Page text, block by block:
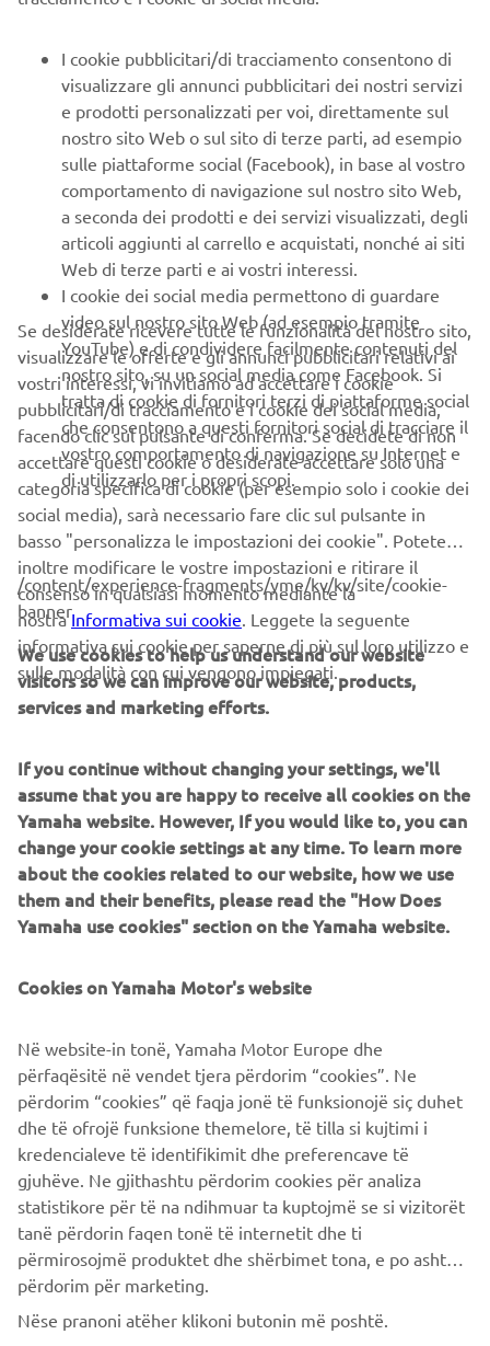
I cookie pubblicitari/di tracciamento consentono di
visualizzare gli annunci pubblicitari dei nostri servizi
e prodotti personalizzati per voi, direttamente sul
nostro sito Web o sul sito di terze parti, ad esempio
sulle piattaforme social (Facebook), in base al vostro
comportamento di navigazione sul nostro sito Web,
a seconda dei prodotti e dei servizi visualizzati, degli
articoli aggiunti al carrello e acquistati, nonché ai siti
Web di terze parti e ai vostri interessi.
I cookie dei social media permettono di guardare
video sul nostro sito Web (ad esempio tramite
YouTube) e di condividere facilmente contenuti del
nostro sito, su un social media come Facebook. Si
tratta di cookie di fornitori terzi di piattaforme social
che consentono a questi fornitori social di tracciare il
vostro comportamento di navigazione su Internet e
di utilizzarlo per i propri scopi.
Se desiderate ricevere tutte le funzionalità del nostro sito,
visualizzare le offerte e gli annunci pubblicitari relativi ai
vostri interessi, vi invitiamo ad accettare i cookie
pubblicitari/di tracciamento e i cookie dei social media,
facendo clic sul pulsante di conferma. Se decidete di non
accettare questi cookie o desiderate accettare solo una
categoria specifica di cookie (per esempio solo i cookie dei
social media), sarà necessario fare clic sul pulsante in
basso "personalizza le impostazioni dei cookie". Potete
inoltre modificare le vostre impostazioni e ritirare il
consenso in qualsiasi momento mediante la
nostraInformativa sui cookie
. Leggete la seguente
informativa sui cookie per saperne di più sul loro utilizzo e
sulle modalità con cui vengono impiegati.
/content/experience-fragments/yme/kv/kv/site/cookie-
banner
We use cookies to help us understand our website
visitors so we can improve our website, products,
services and marketing efforts.
If you continue without changing your settings, we'll
assume that you are happy to receive all cookies on the
Yamaha website. However, If you would like to, you can
change your cookie settings at any time. To learn more
about the cookies related to our website, how we use
them and their benefits, please read the "How Does
Yamaha use cookies" section on the Yamaha website.
Cookies on Yamaha Motor's website
Në website-in tonë, Yamaha Motor Europe dhe
përfaqësitë në vendet tjera përdorim “cookies”. Ne
përdorim “cookies” që faqja jonë të funksionojë siç duhet
dhe të ofrojë funksione themelore, të tilla si kujtimi i
kredencialeve të identifikimit dhe preferencave të
gjuhëve. Ne gjithashtu përdorim cookies për analiza
statistikore për të na ndihmuar ta kuptojmë se si vizitorët
tanë përdorin faqen tonë të internetit dhe ti
përmirosojmë produktet dhe shërbimet tona, e po ashtu ti
përdorim për marketing.
Nëse pranoni atëher klikoni butonin më poshtë.